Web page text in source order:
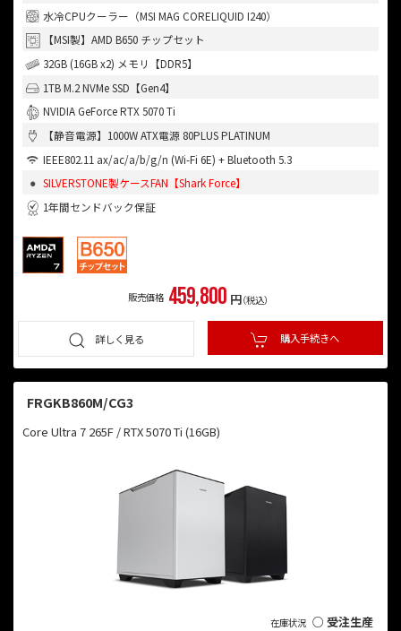
水冷CPUクーラー（MSI MAG CORELIQUID I240）
【MSI製】AMD B650 チップセット
32GB (16GB x2) メモリ【DDR5】
1TB M.2 NVMe SSD【Gen4】
NVIDIA GeForce RTX 5070 Ti
【静音電源】1000W ATX電源 80PLUS PLATINUM
IEEE802.11 ax/ac/a/b/g/n (Wi-Fi 6E) + Bluetooth 5.3
SILVERSTONE製ケースFAN【Shark Force】
1年間センドバック保証
販売価格 459,800 円（税込）
詳しく見る 購入手続きへ
FRGKB860M/CG3
Core Ultra 7 265F / RTX 5070 Ti (16GB)
○ 受注生産